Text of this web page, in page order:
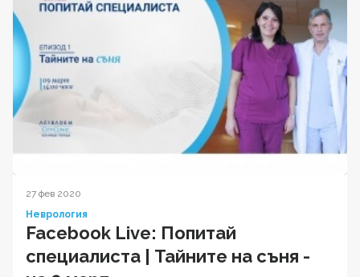
27 фев 2020
Неврология
Facebook Live: Попитай
специалиста | Тайните на съня -